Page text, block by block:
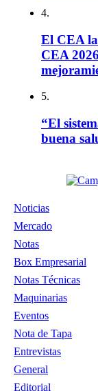
4.
El CEA
CEA
5.
“El
buena
Noticias
Mercado
Notas
Box Empresarial
Notas Técnicas
Maquinarias
Eventos
Nota de Tapa
Entrevistas
General
Editorial